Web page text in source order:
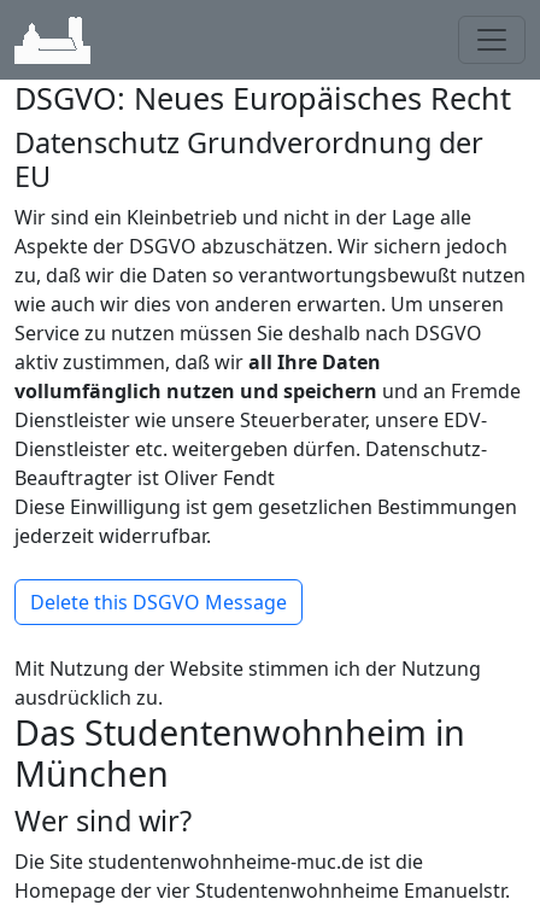
DSGVO: Neues Europäisches Recht
Datenschutz Grundverordnung der
EU
Wir sind ein Kleinbetrieb und nicht in der Lage alle
Aspekte der DSGVO abzuschätzen. Wir sichern jedoch
zu, daß wir die Daten so verantwortungsbewußt nutzen
wie auch wir dies von anderen erwarten. Um unseren
Service zu nutzen müssen Sie deshalb nach DSGVO
aktiv zustimmen, daß wirall Ihre Daten
vollumfänglich nutzen und speichern und an Fremde
Dienstleister wie unsere Steuerberater, unsere EDV-
Dienstleister etc. weitergeben dürfen. Datenschutz-
Beauftragter ist Oliver Fendt
Diese Einwilligung ist gem gesetzlichen Bestimmungen
jederzeit widerrufbar.
Delete this DSGVO Message
Mit Nutzung der Website stimmen ich der Nutzung
ausdrücklich zu.
Das Studentenwohnheim in
München
Wer sind wir?
Die Site studentenwohnheime-muc.de ist die
Homepage der vier Studentenwohnheime Emanuelstr.